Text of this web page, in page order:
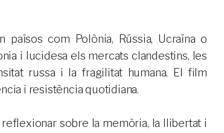
com Polònia, Rússia, Ucraïna o
i lucidesa els mercats clandestins, les
russa i la fragilitat humana. El film
i resistència quotidiana.
reflexionar sobre la memòria, la llibertat i